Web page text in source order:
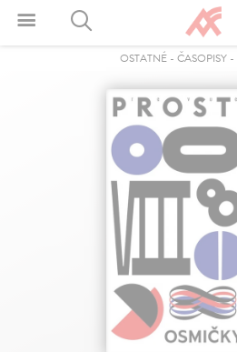
OSTATNÉ - ČASOPISY -